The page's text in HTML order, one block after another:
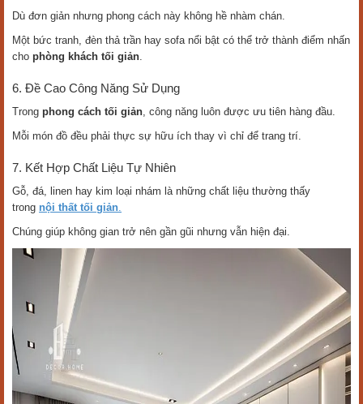
Dù đơn giản nhưng phong cách này không hề nhàm chán.
Một bức tranh, đèn thả trần hay sofa nổi bật có thể trở thành điểm nhấn
cho phòng khách tối giản.
6. Đề Cao Công Năng Sử Dụng
Trong phong cách tối giản, công năng luôn được ưu tiên hàng đầu.
Mỗi món đồ đều phải thực sự hữu ích thay vì chỉ để trang trí.
7. Kết Hợp Chất Liệu Tự Nhiên
Gỗ, đá, linen hay kim loại nhám là những chất liệu thường thấy
trong nội thất tối giản.
Chúng giúp không gian trở nên gần gũi nhưng vẫn hiện đại.